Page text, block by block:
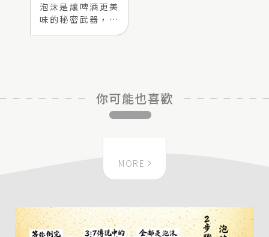
泡沫是讓啤酒更美
味的秘密武器，KI
RIN教你2步驟倒出
你可能也喜歡
MORE